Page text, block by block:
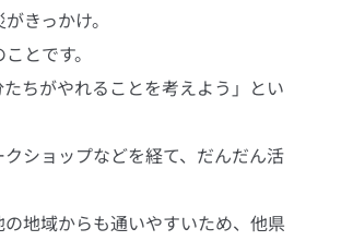
きっかけ。
とです。
ちがやれることを考えよう」とい
ショップなどを経て、だんだん活
地域からも通いやすいため、他県